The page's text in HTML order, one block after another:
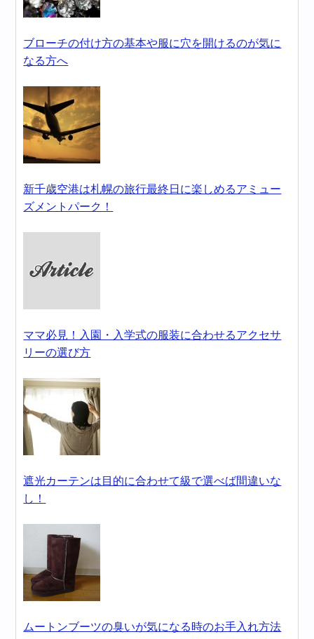
ブローチの付け方の基本や服に穴を開けるのが気に
なる方へ
新千歳空港は札幌の旅行最終日に楽しめるアミュー
ズメントパーク！
ママ必見！入園・入学式の服装に合わせるアクセサ
リーの選び方
遮光カーテンは目的に合わせて級で選べば間違いな
し！
ムートンブーツの臭いが気になる時のお手入れ方法